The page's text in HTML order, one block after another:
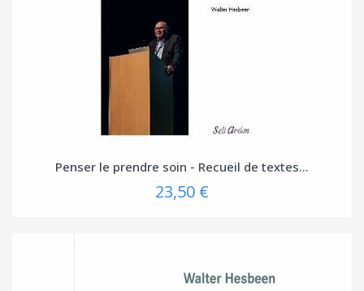
Penser le prendre soin - Recueil de textes...
23,50 €